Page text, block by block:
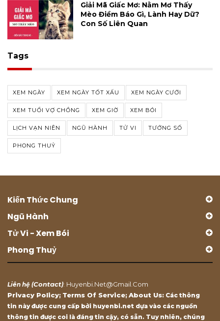
Giải Mã Giấc Mơ: Nằm Mơ Thấy
Mèo Điềm Báo Gì, Lành Hay Dữ?
Con Số Liên Quan
Tags
XEM NGÀY XEM NGÀY TỐT XẤU XEM NGÀY CƯỚI
XEM TUỔI VỢ CHỒNG XEM GIỜ XEM BÓI
LỊCH VẠN NIÊN NGŨ HÀNH TỬ VI TƯỚNG SỐ
PHONG THUỶ
Kiến Thức Chung
Ngũ Hành
Tử Vi - Xem Bói
Phong Thuỷ
Liên hệ (Contact): Huyenbi.net@gmail.com
Privacy Policy; Terms Of Service; About Us: Các thông
tin này được cung cấp bởi huyenbi.net dựa vào các nguồn
thông tin được coi là đáng tin cậy, có sẵn. Tuy nhiên, chúng